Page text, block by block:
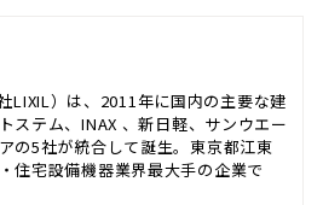
LIXIL）は、2011年に国内の主要な建
ステム、INAX 、新日軽、サンウエー
の5社が統合して誕生。東京都江東
住宅設備機器業界最大手の企業で